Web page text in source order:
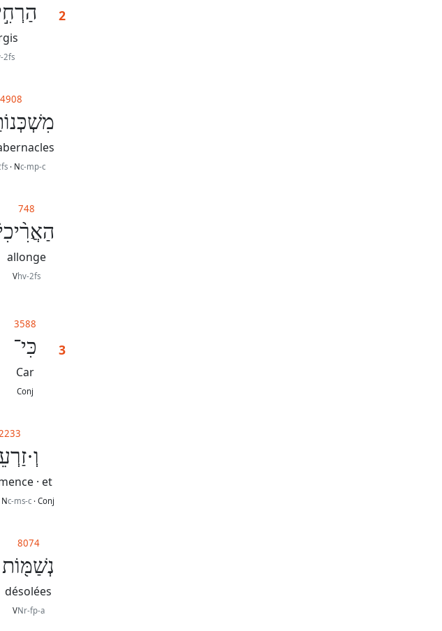
2
2fs
4908
· Nc-mp-c
748
allonge
Vhv-2fs
3
3588
כִּי־
Car
Conj
· et
Nc-ms-c · Conj
8074
נְשַׁמּ֖וֹת
désolées
VNr-fp-a